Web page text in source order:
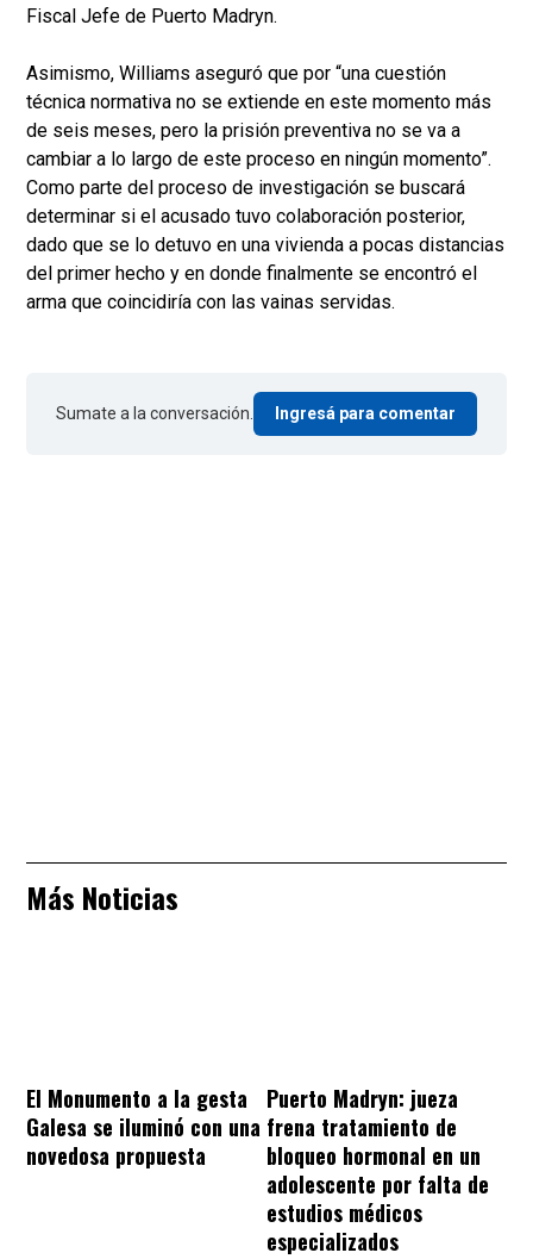
Fiscal Jefe de Puerto Madryn.
Asimismo, Williams aseguró que por “una cuestión
técnica normativa no se extiende en este momento más
de seis meses, pero la prisión preventiva no se va a
cambiar a lo largo de este proceso en ningún momento”.
Como parte del proceso de investigación se buscará
determinar si el acusado tuvo colaboración posterior,
dado que se lo detuvo en una vivienda a pocas distancias
del primer hecho y en donde finalmente se encontró el
arma que coincidiría con las vainas servidas.
Sumate a la conversación. Ingresá para comentar
Más Noticias
El Monumento a la gesta
Galesa se iluminó con una
novedosa propuesta
Puerto Madryn: jueza
frena tratamiento de
bloqueo hormonal en un
adolescente por falta de
estudios médicos
especializados